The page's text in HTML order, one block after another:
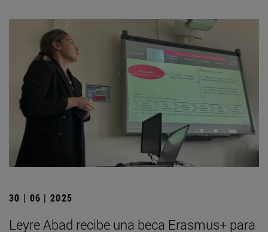
30 | 06 | 2025
Leyre Abad recibe una beca Erasmus+ para